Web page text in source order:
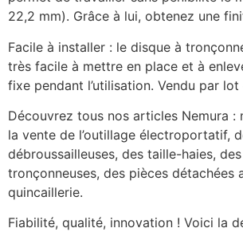
22,2 mm). Grâce à lui, obtenez une
Facile à installer : le disque à
très facile à mettre en place et à
fixe pendant l’utilisation. Vendu par lot
Découvrez tous nos articles Nemura :
la vente de l’outillage électroportatif,
débroussailleuses, des taille-haies,
tronçonneuses, des pièces détachées
quincaillerie.
Fiabilité, qualité, innovation ! Voici la